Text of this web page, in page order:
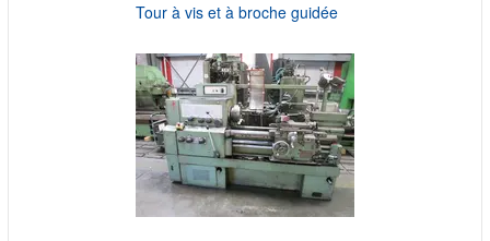
Tour à vis et à broche guidée